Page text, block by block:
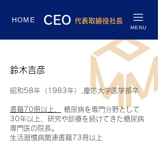
HOME CEO 代表取締役社長
MENU
鈴木吉彦
昭和58年（1983年）,慶応大学医学部卒
書籍70冊以上、
糖尿病を専門分野として
30年以上、研究や診療を続けてきた糖尿病
専門医の院長。
生活習慣病関連書籍73冊以上